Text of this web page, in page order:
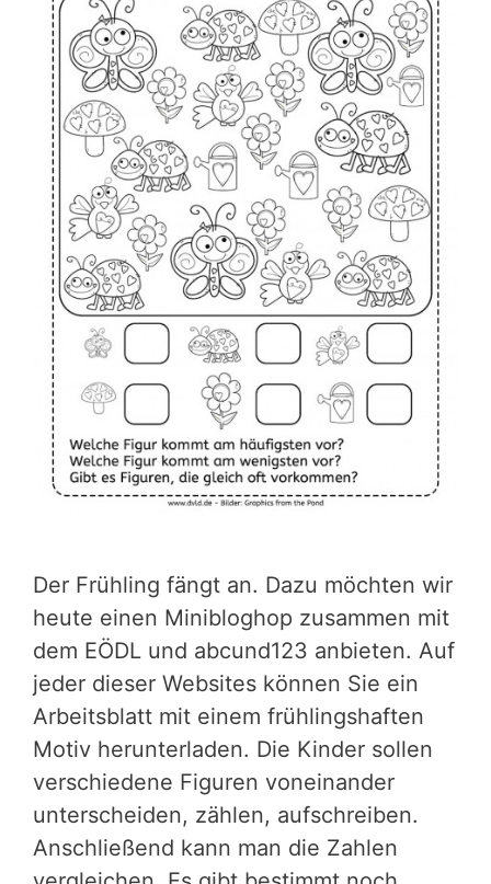
Der Frühling fängt an. Dazu möchten wir
heute einen Minibloghop zusammen mit
dem EÖDL und abcund123 anbieten. Auf
jeder dieser Websites können Sie ein
Arbeitsblatt mit einem frühlingshaften
Motiv herunterladen. Die Kinder sollen
verschiedene Figuren voneinander
unterscheiden, zählen, aufschreiben.
Anschließend kann man die Zahlen